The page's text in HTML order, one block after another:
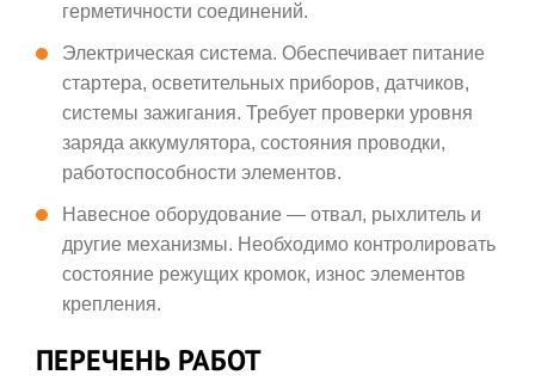
герметичности соединений.
Электрическая система. Обеспечивает питание
стартера, осветительных приборов, датчиков,
системы зажигания. Требует проверки уровня
заряда аккумулятора, состояния проводки,
работоспособности элементов.
Навесное оборудование — отвал, рыхлитель и
другие механизмы. Необходимо контролировать
состояние режущих кромок, износ элементов
крепления.
ПЕРЕЧЕНЬ РАБОТ